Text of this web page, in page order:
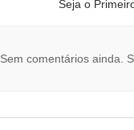
Seja o
Sem comentários ainda.